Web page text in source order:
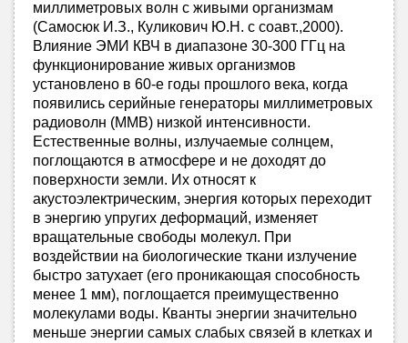
миллиметровых волн с живыми организмам
(Самосюк И.З., Куликович Ю.Н. с соавт.,2000).
Влияние ЭМИ КВЧ в диапазоне 30-300 ГГц на
функционирование живых организмов
установлено в 60-е годы прошлого века, когда
появились серийные генераторы миллиметровых
радиоволн (ММВ) низкой интенсивности.
Естественные волны, излучаемые солнцем,
поглощаются в атмосфере и не доходят до
поверхности земли. Их относят к
акустоэлектрическим, энергия которых переходит
в энергию упругих деформаций, изменяет
вращательные свободы молекул. При
воздействии на биологические ткани излучение
быстро затухает (его проникающая способность
менее 1 мм), поглощается преимущественно
молекулами воды. Кванты энергии значительно
меньше энергии самых слабых связей в клетках и